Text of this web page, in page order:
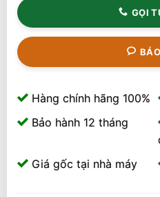
GỌI
Hàng chính hãng 100%
Bảo hành 12 tháng
Giá gốc tại nhà máy